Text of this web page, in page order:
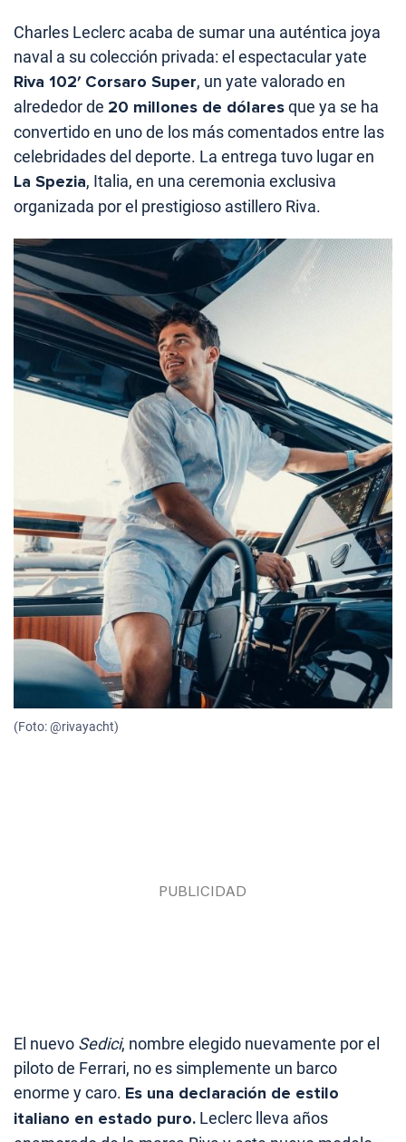
Charles Leclerc acaba de sumar una auténtica joya
naval a su colección privada: el espectacular yate
Riva 102′ Corsaro Super, un yate valorado en
alrededor de 20 millones de dólaresque ya se ha
convertido en uno de los más comentados entre las
celebridades del deporte. La entrega tuvo lugar en
La Spezia, Italia, en una ceremonia exclusiva
organizada por el prestigioso astillero Riva.
(Foto: @rivayacht)
El nuevo Sedici, nombre elegido nuevamente por el
piloto de Ferrari, no es simplemente un barco
enorme y caro. Es una declaración de estilo
italiano en estado puro. Leclerc lleva años